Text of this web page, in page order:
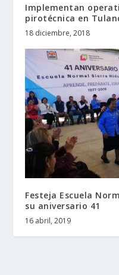
Implementan
pirotécnica en
18 diciembre, 2018
Festeja Escuela
su aniversario 41
16 abril, 2019